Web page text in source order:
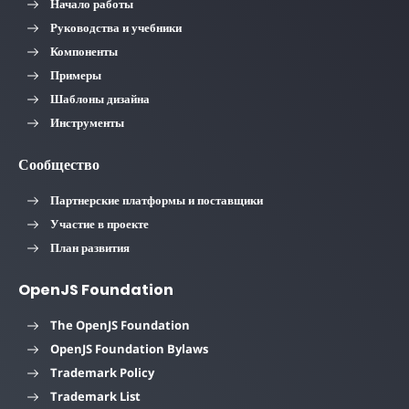
Начало работы
Руководства и учебники
Компоненты
Примеры
Шаблоны дизайна
Инструменты
Сообщество
Партнерские платформы и поставщики
Участие в проекте
План развития
OpenJS Foundation
The OpenJS Foundation
OpenJS Foundation Bylaws
Trademark Policy
Trademark List